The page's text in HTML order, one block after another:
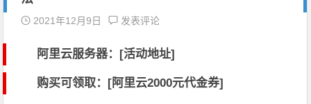
2021年12月9日 发表评论
阿里云服务器：[活动地址]
购买可领取：[阿里云2000元代金券]